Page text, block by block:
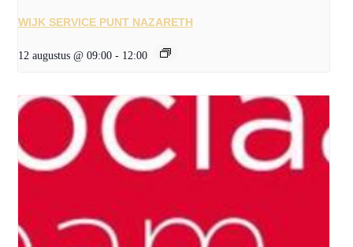
WIJK SERVICE PUNT NAZARETH
12 augustus @ 09:00 - 12:00